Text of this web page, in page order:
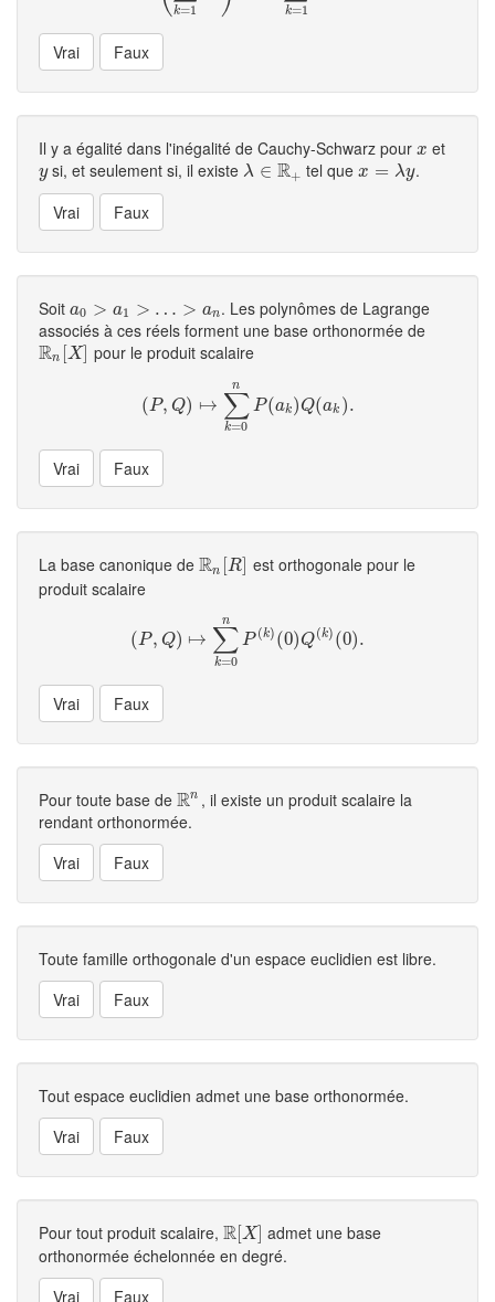
k=1 k=1
Il y a égalité dans l'inégalité de Cauchy-Schwarz pour x
x et
y
ysi, et seulement si, il existe λ ∈ R+
λ ∈R+ tel quex = λy
x= λy .
Soit a0 > a1 > … > an
a0 >a1>…>a n
. Les polynômes de Lagrange
associés à ces réels forment une base orthonormée de
Rn [X]
Rn X] pour le produit scalaire
(P, Q) ↦ ∑
k=0
n
P(ak)Q(ak ).
(P,Q) ↦∑ k=0 nP(ak)Q(ak).
La base canonique de Rn R]
Rn R]
est orthogonale pour le
produit scalaire
(P, Q) ↦ ∑
k=0
n
P (k) (0)Q(k) (0).
(P,Q) ↦∑ k=0 nP(k)(0)Q(k)(0).
Pour toute base de Rn
Rn , il existe un produit scalaire la
rendant orthonormée.
Toute famille orthogonale d'un espace euclidien est libre.
Tout espace euclidien admet une base orthonormée.
Pour tout produit scalaire, R[X]
R[X]
admet une base
orthonormée échelonnée en degré.